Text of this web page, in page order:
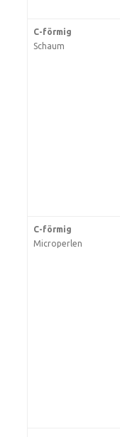
C-förmig
Schaum
C-förmig
Microperlen